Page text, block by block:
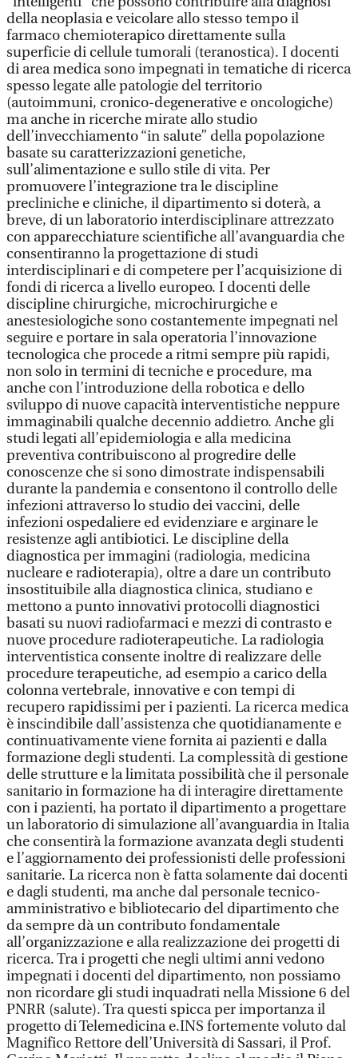
della neoplasia e veicolare allo stesso tempo il
farmaco chemioterapico direttamente sulla
superficie di cellule tumorali (teranostica). I docenti
di area medica sono impegnati in tematiche di ricerca
spesso legate alle patologie del territorio
(autoimmuni, cronico-degenerative e oncologiche)
ma anche in ricerche mirate allo studio
dell’invecchiamento “in salute” della popolazione
basate su caratterizzazioni genetiche,
sull’alimentazione e sullo stile di vita. Per
promuovere l’integrazione tra le discipline
precliniche e cliniche, il dipartimento si doterà, a
breve, di un laboratorio interdisciplinare attrezzato
con apparecchiature scientifiche all’avanguardia che
consentiranno la progettazione di studi
interdisciplinari e di competere per l’acquisizione di
fondi di ricerca a livello europeo. I docenti delle
discipline chirurgiche, microchirurgiche e
anestesiologiche sono costantemente impegnati nel
seguire e portare in sala operatoria l’innovazione
tecnologica che procede a ritmi sempre più rapidi,
non solo in termini di tecniche e procedure, ma
anche con l’introduzione della robotica e dello
sviluppo di nuove capacità interventistiche neppure
immaginabili qualche decennio addietro. Anche gli
studi legati all’epidemiologia e alla medicina
preventiva contribuiscono al progredire delle
conoscenze che si sono dimostrate indispensabili
durante la pandemia e consentono il controllo delle
infezioni attraverso lo studio dei vaccini, delle
infezioni ospedaliere ed evidenziare e arginare le
resistenze agli antibiotici. Le discipline della
diagnostica per immagini (radiologia, medicina
nucleare e radioterapia), oltre a dare un contributo
insostituibile alla diagnostica clinica, studiano e
mettono a punto innovativi protocolli diagnostici
basati su nuovi radiofarmaci e mezzi di contrasto e
nuove procedure radioterapeutiche. La radiologia
interventistica consente inoltre di realizzare delle
procedure terapeutiche, ad esempio a carico della
colonna vertebrale, innovative e con tempi di
recupero rapidissimi per i pazienti. La ricerca medica
è inscindibile dall’assistenza che quotidianamente e
continuativamente viene fornita ai pazienti e dalla
formazione degli studenti. La complessità di gestione
delle strutture e la limitata possibilità che il personale
sanitario in formazione ha di interagire direttamente
con i pazienti, ha portato il dipartimento a progettare
un laboratorio di simulazione all’avanguardia in Italia
che consentirà la formazione avanzata degli studenti
e l’aggiornamento dei professionisti delle professioni
sanitarie. La ricerca non è fatta solamente dai docenti
e dagli studenti, ma anche dal personale tecnico-
amministrativo e bibliotecario del dipartimento che
da sempre dà un contributo fondamentale
all’organizzazione e alla realizzazione dei progetti di
ricerca. Tra i progetti che negli ultimi anni vedono
impegnati i docenti del dipartimento, non possiamo
non ricordare gli studi inquadrati nella Missione 6 del
PNRR (salute). Tra questi spicca per importanza il
progetto di Telemedicina e.INS fortemente voluto dal
Magnifico Rettore dell’Università di Sassari, il Prof.